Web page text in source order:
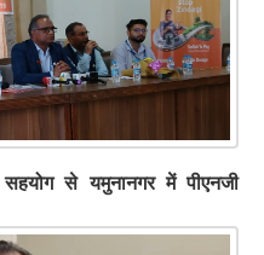
से यमुनानगर में पीएनजी